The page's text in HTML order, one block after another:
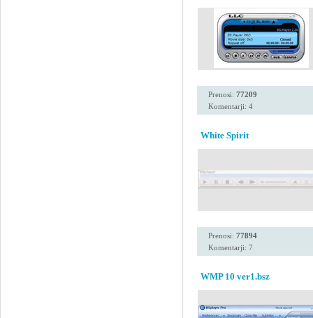
Prenosi: 77209
Komentarji: 4
White Spirit
Prenosi: 77894
Komentarji: 7
WMP 10 ver1.bsz